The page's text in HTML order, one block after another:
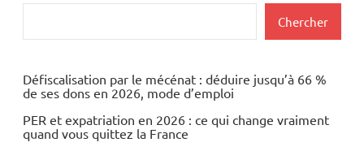
Chercher
Défiscalisation par le mécénat : déduire jusqu’à 66 %
de ses dons en 2026, mode d’emploi
PER et expatriation en 2026 : ce qui change vraiment
quand vous quittez la France